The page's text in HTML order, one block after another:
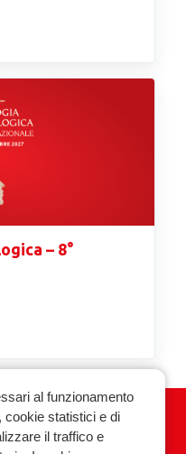
– 8°
Italiana Ginecologia
al funzionamento
cookie statistici e di
il traffico e